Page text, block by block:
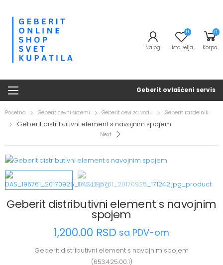
Nalog
0
Lista želja
0
Korpa
Geberit ovlašćeni servis
Početna Geberit cevni sistemi Geberit cevi za vodu Geberit razdelnik
Geberit distributivni element s navojnim spojem
Next
Geberit distributivni element s navojnim
spojem
1,200.00 RSD sa PDV-om
Geberit distributivni element s navojnim spojem
(653.425.00.1)